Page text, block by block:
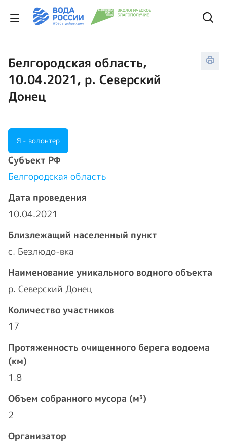
Белгородская область,
10.04.2021, р. Северский
Донец
Я - волонтер
Cубъект РФ
Белгородская область
Дата проведения
10.04.2021
Близлежащий населенный пункт
с. Безлюдо-вка
Наименование уникального водного объекта
р. Северский Донец
Количество участников
17
Протяженность очищенного берега водоема
(км)
1.8
Объем собранного мусора (м³)
2
Организатор